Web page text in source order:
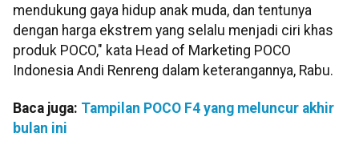
mendukung gaya hidup anak muda, dan tentunya
dengan harga ekstrem yang selalu menjadi ciri khas
produk POCO," kata Head of Marketing POCO
Indonesia Andi Renreng dalam keterangannya, Rabu.
Baca juga: Tampilan POCO F4 yang meluncur akhir
bulan ini